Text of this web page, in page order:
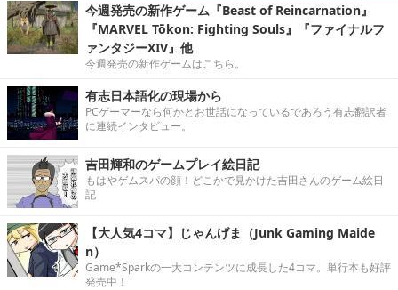
今週発売の新作ゲーム『Beast of Reincarnation』
『MARVEL Tōkon: Fighting Souls』『ファイナルフ
ァンタジーXIV』他
今週発売の新作ゲームはこちら。
有志日本語化の現場から
PCゲーマーなら何かとお世話になっているであろう有志翻訳者
に連続インタビュー。
吉田輝和のゲームプレイ絵日記
もはやゲムスパの顔！どこかで見かけた吉田さんのゲーム絵日
記
【大人気4コマ】じゃんげま（Junk Gaming Maide
n）
Game*Sparkの一大コンテンツに成長した4コマ。単行本も好評
発売中！